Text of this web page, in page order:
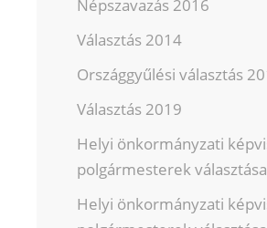
Népszavazás 2016
Választás 2014
Országgyűlési választás
Választás 2019
Helyi önkormányzati
polgármesterek
Helyi önkormányzati